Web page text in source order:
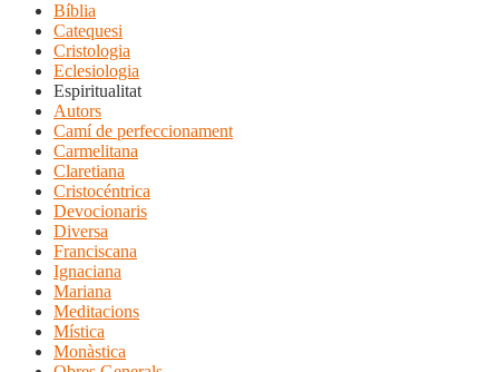
Bíblia
Catequesi
Cristologia
Eclesiologia
Espiritualitat
Autors
Camí de perfeccionament
Carmelitana
Claretiana
Cristocéntrica
Devocionaris
Diversa
Franciscana
Ignaciana
Mariana
Meditacions
Mística
Monàstica